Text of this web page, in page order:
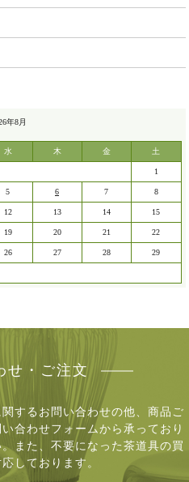
年8月
水 木 金 土
1
5 6 7 8
12 13 14 15
19 20 21 22
26 27 28 29
せ・ご注文
するお問い合わせの他、商品ご
合わせフォームから承っており
また、不要になった茶道具の買
しております。